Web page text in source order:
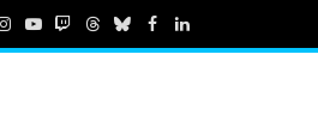
Instagram
YouTube
TwitchThreadsBlueskyFacebook
LinkedIn